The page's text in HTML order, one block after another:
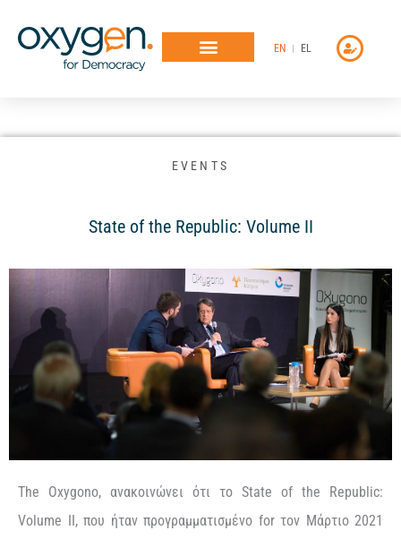
στο
περιεχόμενο
EN EL
EVENTS
State of the Republic: Volume II
The Oxygono, ανακοινώνει ότι το State of the Republic:
Volume II, που ήτανπρογραμματισμένο for τον Μάρτιο 2021